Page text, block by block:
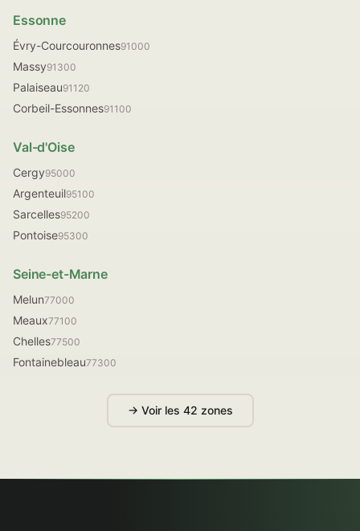
Essonne
Évry-Courcouronnes91000
Massy91300
Palaiseau91120
Corbeil-Essonnes91100
Val-d'Oise
Cergy95000
Argenteuil95100
Sarcelles95200
Pontoise95300
Seine-et-Marne
Melun77000
Meaux77100
Chelles77500
Fontainebleau77300
→ Voir les 42 zones